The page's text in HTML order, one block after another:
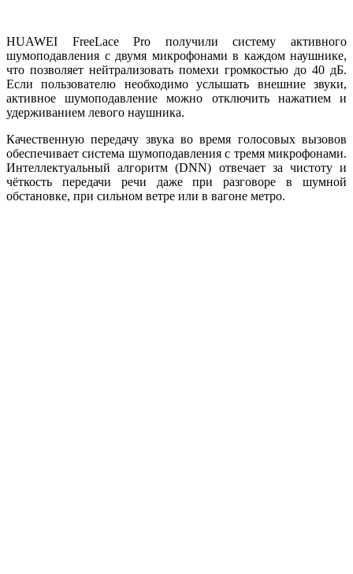
HUAWEI FreeLace Pro получили систему активного
шумоподавления с двумя микрофонами в каждом наушнике,
что позволяет нейтрализовать помехи громкостью до 40 дБ.
Если пользователю необходимо услышать внешние звуки,
активное шумоподавление можно отключить нажатием и
удерживанием левого наушника.
Качественную передачу звука во время голосовых вызовов
обеспечивает система шумоподавления с тремя микрофонами.
Интеллектуальный алгоритм (DNN) отвечает за чистоту и
чёткость передачи речи даже при разговоре в шумной
обстановке, при сильном ветре или в вагоне метро.